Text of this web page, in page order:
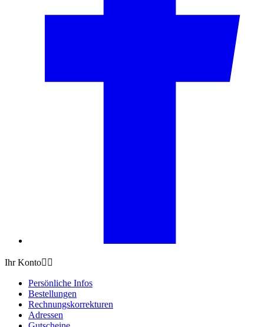
Ihr Konto 
Persönliche Infos
Bestellungen
Rechnungskorrekturen
Adressen